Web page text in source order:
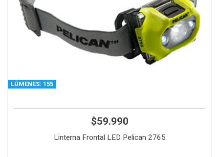
LÚMENES: 155
$59.990
Linterna Frontal LED Pelican 2765